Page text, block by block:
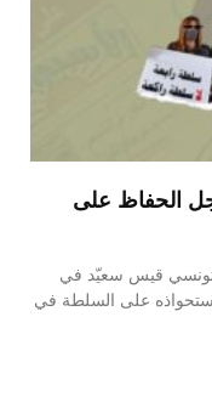
الحفاظ على
شرع الرئيس التونسي قيس سعيّد في
على السلطة في